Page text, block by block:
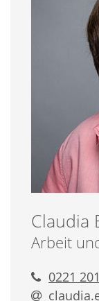
Claudia
Arbeit
0221